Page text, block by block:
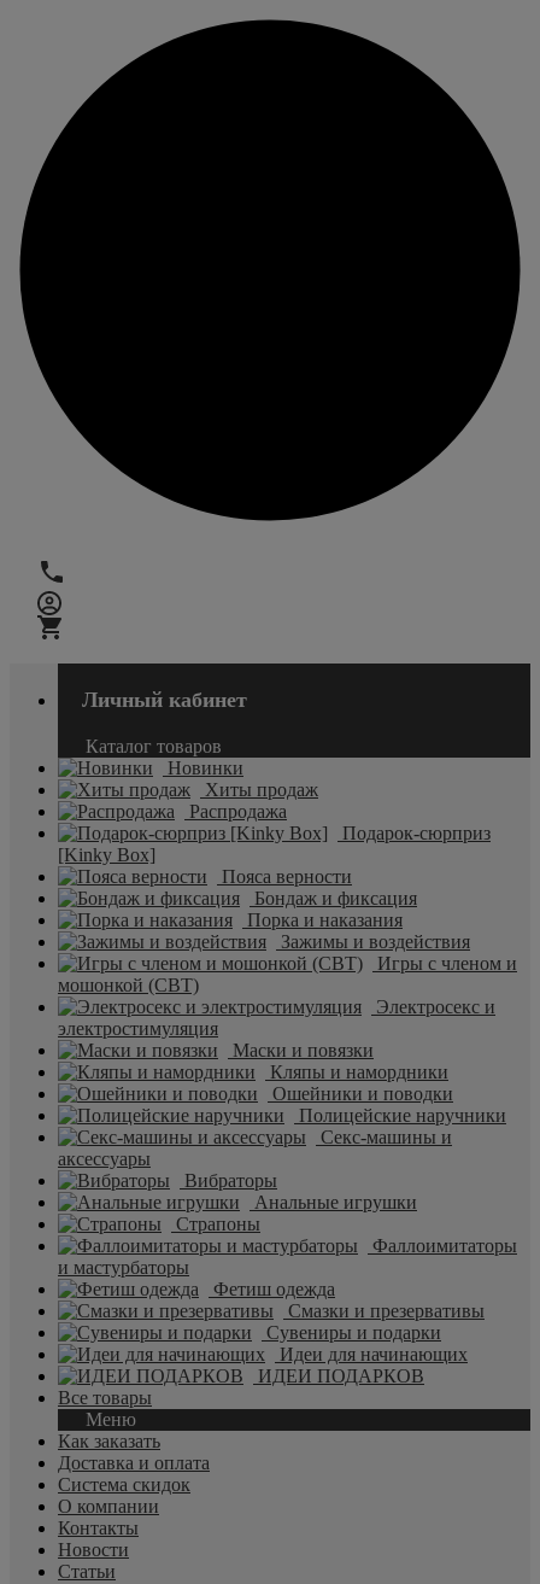
Личный кабинет
Каталог товаров
Новинки
Хиты продаж
Распродажа
Подарок-сюрприз
[Kinky Box]
Пояса верности
Бондаж и фиксация
Порка и наказания
Зажимы и воздействия
Игры с членом и
мошонкой (CBT)
Электросекс и
электростимуляция
Маски и повязки
Кляпы и намордники
Ошейники и поводки
Полицейские наручники
Секс-машины и
аксессуары
Вибраторы
Анальные игрушки
Страпоны
Фаллоимитаторы
и мастурбаторы
Фетиш одежда
Смазки и презервативы
Сувениры и подарки
Идеи для начинающих
ИДЕИ ПОДАРКОВ
Все товары
Меню
Как заказать
Доставка и оплата
Система скидок
О компании
Контакты
Новости
Статьи